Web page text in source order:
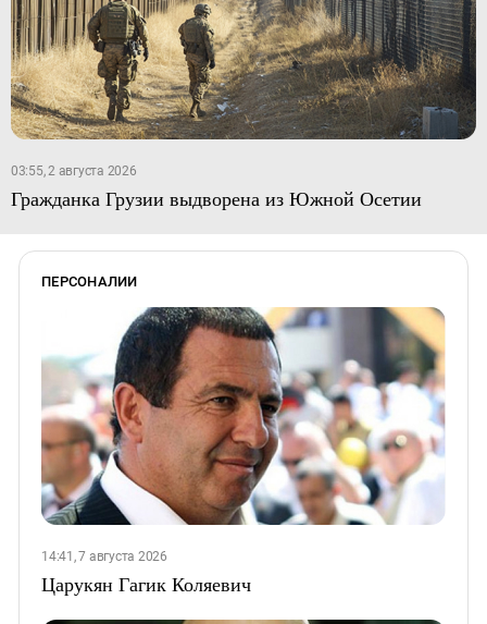
03:55, 2 августа 2026
Гражданка Грузии выдворена из Южной Осетии
ПЕРСОНАЛИИ
14:41, 7 августа 2026
Царукян Гагик Коляевич